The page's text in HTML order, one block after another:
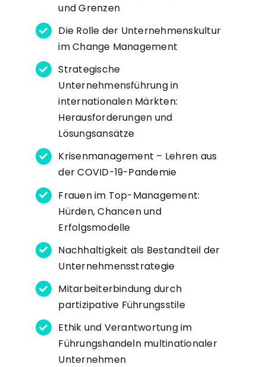
und Grenzen
Die Rolle der Unternehmenskultur
im Change Management
Strategische
Unternehmensführung in
internationalen Märkten:
Herausforderungen und
Lösungsansätze
Krisenmanagement – Lehren aus
der COVID-19-Pandemie
Frauen im Top-Management:
Hürden, Chancen und
Erfolgsmodelle
Nachhaltigkeit als Bestandteil der
Unternehmensstrategie
Mitarbeiterbindung durch
partizipative Führungsstile
Ethik und Verantwortung im
Führungshandeln multinationaler
Unternehmen